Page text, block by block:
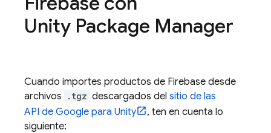
Unity Package Manager
Cuando importes productos de Firebase desde
archivos
.tgz descargados del sitio de las
API de Google para Unity
, ten en cuenta lo
siguiente: